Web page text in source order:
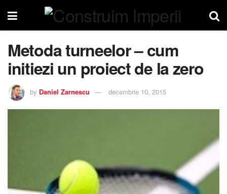
Metoda turneelor – cum
initiezi un proiect de la zero
by Daniel Zarnescu decembrie 10, 2015